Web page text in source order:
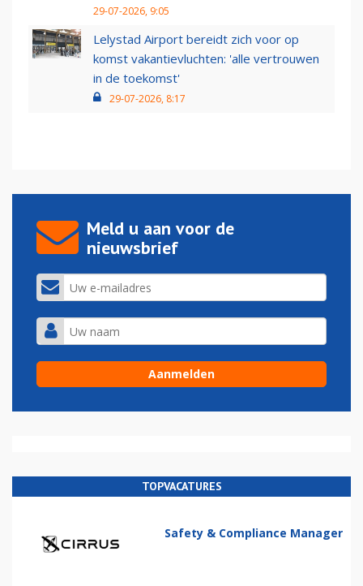
29-07-2026, 9:05
Lelystad Airport bereidt zich voor op
komst vakantievluchten: 'alle vertrouwen
in de toekomst'
29-07-2026, 8:17
Meld u aan voor de
nieuwsbrief
TOPVACATURES
Safety & Compliance Manager